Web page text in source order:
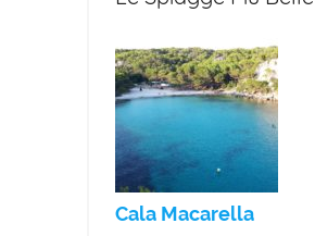
Cala Macarella